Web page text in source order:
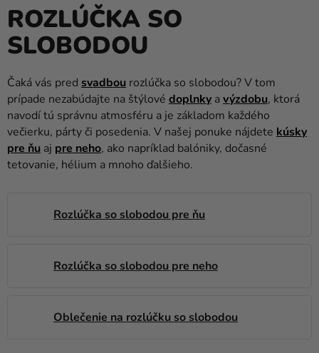
Hélium
a
balóny
Párty
Výzdoba
a
doplnky
kostýmy a
Novinky
ROZLÚČKA SO
SLOBODOU
Čaká vás pred svadbou rozlúčka so slobodou? V tom
prípade nezabúdajte na štýlové doplnky avýzdobu, ktorá
navodí tú správnu atmosféru a je základom každého
večierku, párty či posedenia. V našej ponuke nájdete kúsky
pre ňu aj pre neho, ako napríklad balóniky, dočasné
tetovanie, hélium a mnoho ďalšieho.
Rozlúčka so slobodou pre ňu
Rozlúčka so slobodou pre neho
Oblečenie na rozlúčku so slobodou